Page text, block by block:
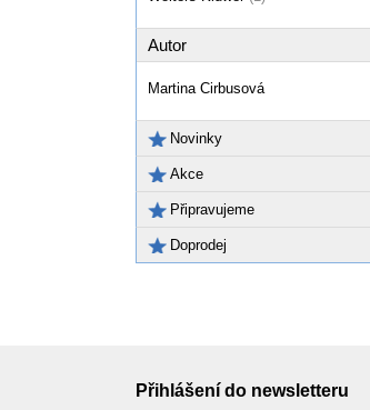
Autor
Martina Cirbusová
Novinky
Akce
Připravujeme
Doprodej
Přihlášení do newsletteru